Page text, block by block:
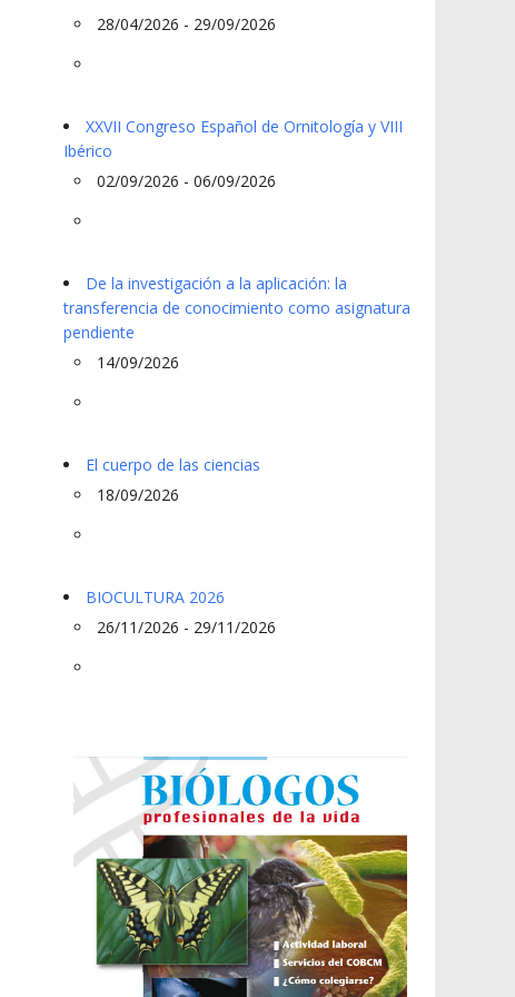
28/04/2026 - 29/09/2026
XXVII Congreso Español de Ornitología y VIII
Ibérico
02/09/2026 - 06/09/2026
De la investigación a la aplicación: la
transferencia de conocimiento como asignatura
pendiente
14/09/2026
El cuerpo de las ciencias
18/09/2026
BIOCULTURA 2026
26/11/2026 - 29/11/2026